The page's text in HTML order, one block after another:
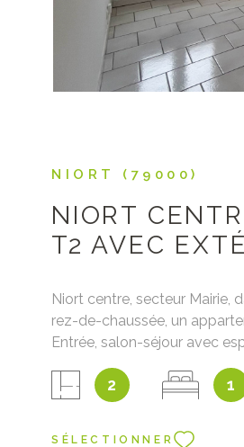
NIORT (79000)
NIORT
T2 AVEC
Niort centre, secteur Mairie,
rez-de-chaussée, un
Entrée, salon-séjour avec
les risques auxquels ce
Géorisques :
inclus dont 8,70% à la
2 1
SÉLECTIONNER